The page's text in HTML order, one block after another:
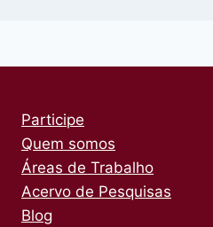
Participe
Quem somos
Áreas de Trabalho
Acervo de Pesquisas
Blog